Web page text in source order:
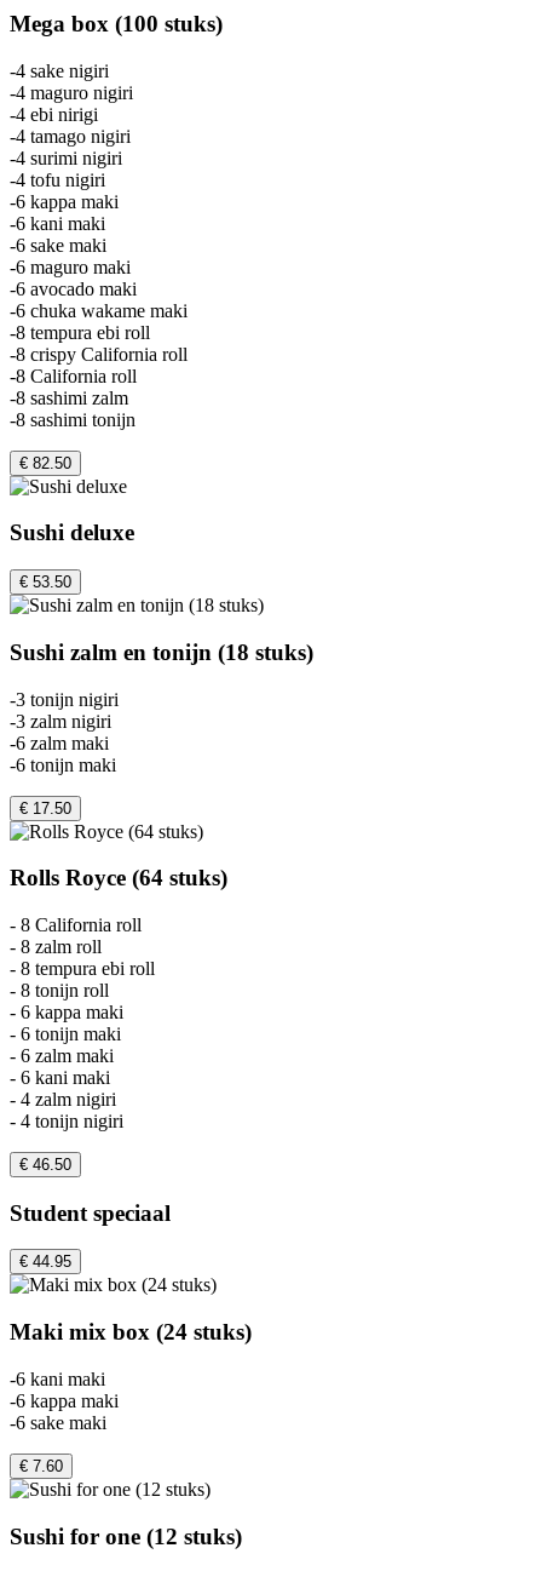
Mega box (100 stuks)
-4 sake nigiri
-4 maguro nigiri
-4 ebi nirigi
-4 tamago nigiri
-4 surimi nigiri
-4 tofu nigiri
-6 kappa maki
-6 kani maki
-6 sake maki
-6 maguro maki
-6 avocado maki
-6 chuka wakame maki
-8 tempura ebi roll
-8 crispy California roll
-8 California roll
-8 sashimi zalm
-8 sashimi tonijn
€ 82.50
Sushi deluxe
€ 53.50
Sushi zalm en tonijn (18 stuks)
-3 tonijn nigiri
-3 zalm nigiri
-6 zalm maki
-6 tonijn maki
€ 17.50
Rolls Royce (64 stuks)
- 8 California roll
- 8 zalm roll
- 8 tempura ebi roll
- 8 tonijn roll
- 6 kappa maki
- 6 tonijn maki
- 6 zalm maki
- 6 kani maki
- 4 zalm nigiri
- 4 tonijn nigiri
€ 46.50
Student speciaal
€ 44.95
Maki mix box (24 stuks)
-6 kani maki
-6 kappa maki
-6 sake maki
€ 7.60
Sushi for one (12 stuks)